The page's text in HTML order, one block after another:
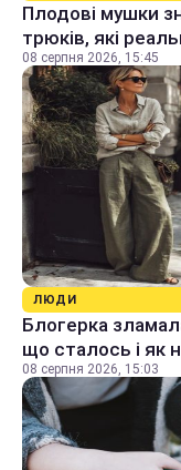
Плодові мушки
трюків, які
08 серпня 2026, 15:45
ЛЮДИ
Блогерка
що сталось і як
08 серпня 2026, 15:03